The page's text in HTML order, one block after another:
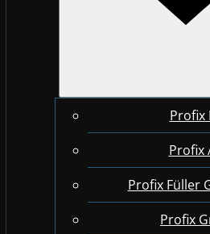
Profix
Profix
Profix Füller
Profix